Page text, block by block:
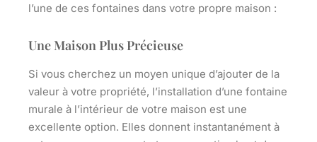
l’une de ces fontaines dans votre propre maison :
Une Maison Plus Précieuse
Si vous cherchez un moyen unique d’ajouter de la
valeur à votre propriété, l’installation d’une fontaine
murale à l’intérieur de votre maison est une
excellente option. Elles donnent instantanément à